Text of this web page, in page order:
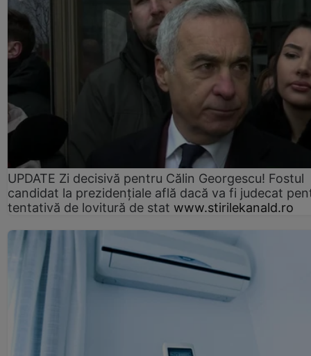
UPDATE Zi decisivă pentru Călin Georgescu! Fostul
candidat la prezidențiale află dacă va fi judecat
tentativă de lovitură de stat www.stirilekanald.ro